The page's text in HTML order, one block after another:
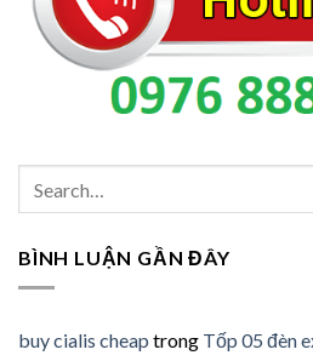
BÌNH LUẬN GẦN ĐÂY
buy cialis cheap trong Tốp 05 đèn